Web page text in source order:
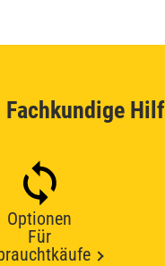
Optionen
Für